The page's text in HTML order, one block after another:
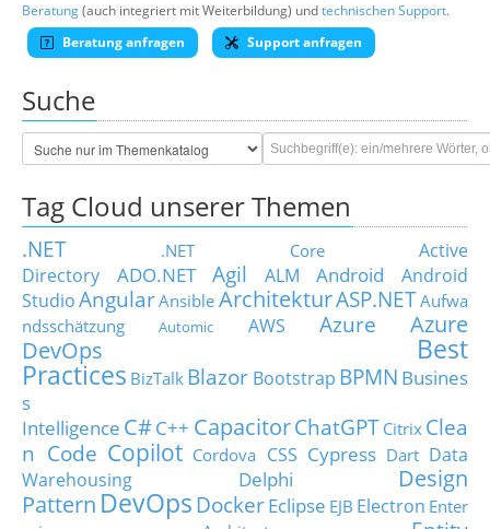
Beratung(auch integriert mit Weiterbildung) undtechnischen Support.
Beratung anfragen
Support anfragen
Suche
Tag Cloud unserer Themen
.NET .NET Core
Active
Directory
ADO.NET Agil ALM Android
Android
StudioAngularAnsible ArchitekturASP.NETAufwa
ndsschätzung
Automic AWS Azure
Azure
DevOps
Best
Practices BizTalk Blazor Bootstrap BPMN Busines
s
Intelligence C#C++ CapacitorChatGPT Citrix Clea
n Code Copilot Cordova CSS Cypress Dart Data
Warehousing
Delphi
Design
Pattern DevOps DockerEclipse EJB Electron Enter